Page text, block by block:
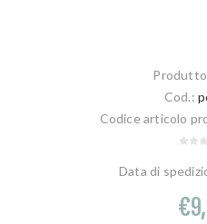
Cod.:
Codice articolo
Data di